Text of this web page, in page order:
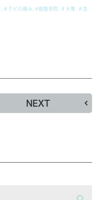
＃クビの痛み #堀整骨院 ＃大寒
＃急
NEXT